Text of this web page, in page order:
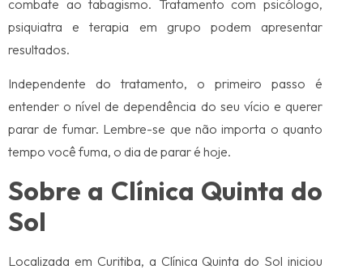
combate ao tabagismo. Tratamento com psicólogo,
psiquiatra e terapia em grupo podem apresentar
resultados.
Independente do tratamento, o primeiro passo é
entender o nível de dependência do seu vício e querer
parar de fumar. Lembre-se que não importa o quanto
tempo você fuma, o dia de parar é hoje.
Sobre a Clínica Quinta do
Sol
Localizada em Curitiba, a Clínica Quinta do Sol iniciou